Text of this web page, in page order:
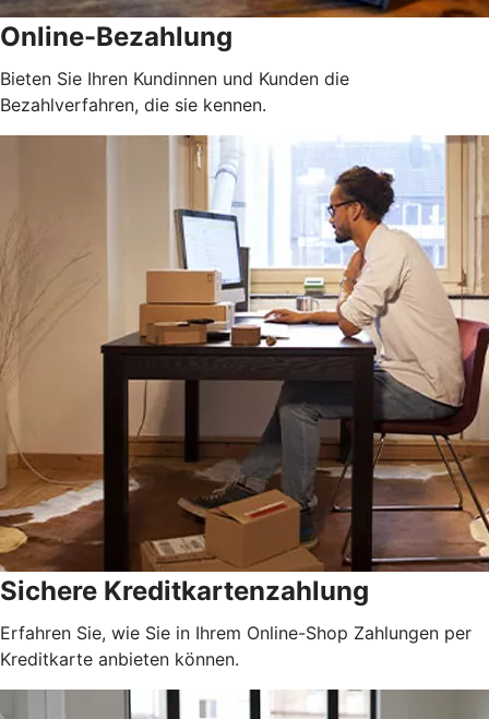
Online-Bezahlung
Bieten Sie Ihren Kundinnen und Kunden die
Bezahlverfahren, die sie kennen.
Sichere Kreditkartenzahlung
Erfahren Sie, wie Sie in Ihrem Online-Shop Zahlungen per
Kreditkarte anbieten können.